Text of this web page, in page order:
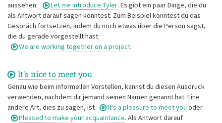
aussehen:
Let me introduce Tyler. Es gibt ein paar Dinge, die du
als Antwort darauf sagen könntest. Zum Beispiel könntest du das
Gespräch fortsetzen, indem du noch etwas über die Person sagst,
die du gerade vorgestellt hast:
We are working together on a project.
It's nice to meet you
Genau wie beim informellen Vorstellen, kannst du diesen Ausdruck
verwenden, nachdem dir jemand seinen Namen genannt hat. Eine
andere Art, dies zu sagen, ist
It's a pleasure to meet you oder
Pleased to make your acquaintance. Als Antwort darauf